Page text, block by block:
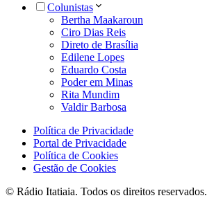
Colunistas
Bertha Maakaroun
Ciro Dias Reis
Direto de Brasília
Edilene Lopes
Eduardo Costa
Poder em Minas
Rita Mundim
Valdir Barbosa
Política de Privacidade
Portal de Privacidade
Política de Cookies
Gestão de Cookies
© Rádio Itatiaia. Todos os direitos reservados.